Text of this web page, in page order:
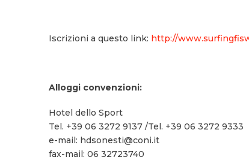
Iscrizioni a questo link: http://
Alloggi convenzioni:
Hotel dello Sport
Tel. +39 06 3272 9137 /Tel. +39 06 3272 9333
e-mail: hdsonesti@coni.it
fax-mail: 06 32723740